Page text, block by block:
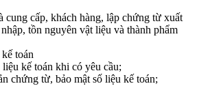
cung cấp, khách hàng, lập chứng từ xuất
tồn nguyên vật liệu và thành phẩm
toán
kế toán khi có yêu cầu;
chứng từ, bảo mật số liệu kế toán;